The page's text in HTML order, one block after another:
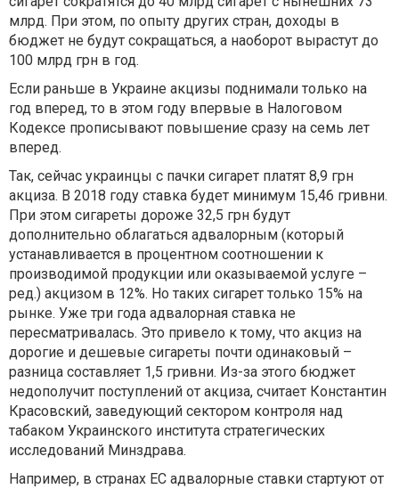
млрд. При этом, по опыту других стран, доходы в
бюджет не будут сокращаться, а наоборот вырастут до
100 млрд грн в год.
Если раньше в Украине акцизы поднимали только на
год вперед, то в этом году впервые в Налоговом
Кодексе прописывают повышение сразу на семь лет
вперед.
Так, сейчас украинцы с пачки сигарет платят 8,9 грн
акциза. В 2018 году ставка будет минимум 15,46 гривни.
При этом сигареты дороже 32,5 грн будут
дополнительно облагаться адвалорным (который
устанавливается в процентном соотношении к
производимой продукции или оказываемой услуге –
ред.) акцизом в 12%. Но таких сигарет только 15% на
рынке. Уже три года адвалорная ставка не
пересматривалась. Это привело к тому, что акциз на
дорогие и дешевые сигареты почти одинаковый –
разница составляет 1,5 гривни. Из-за этого бюджет
недополучит поступлений от акциза, считает Константин
Красовский, заведующий сектором контроля над
табаком Украинского института стратегических
исследований Минздрава.
Например, в странах ЕС адвалорные ставки стартуют от